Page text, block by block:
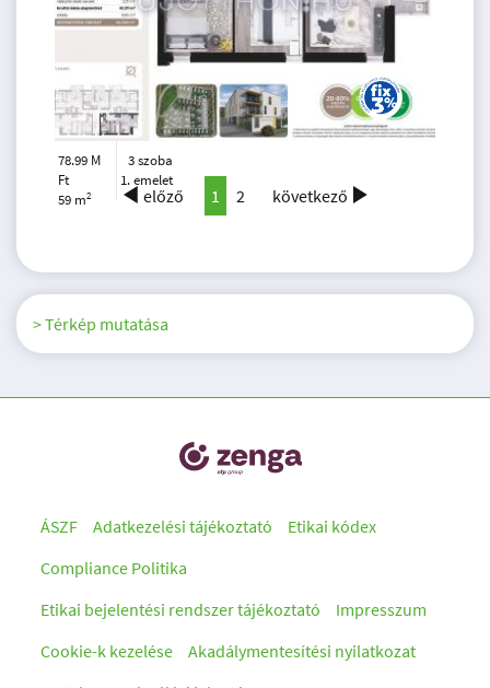
78.99 M
Ft
59 m2
3 szoba
1. emelet
előző 1 2 következő
> Térkép mutatása
ÁSZF Adatkezelési tájékoztató
Etikai kódex
Compliance Politika
Etikai bejelentési rendszer tájékoztató
Impresszum
Cookie-k kezelése
Akadálymentesítési nyilatkozat